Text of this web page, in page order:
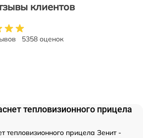
клиентов
5358 оценок
тепловизионного прицела
тепловизионного прицела Зенит -